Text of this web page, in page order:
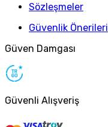
Sözleşmeler
Güvenlik Önerileri
Güven Damgası
Güvenli Alışveriş